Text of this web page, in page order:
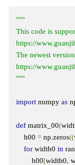
"""
This code is
https://
The newest
https://
"""
import numpy as
def matrix_00(
    h00
= np.zeros((
for width0 in
        h00
[width0,